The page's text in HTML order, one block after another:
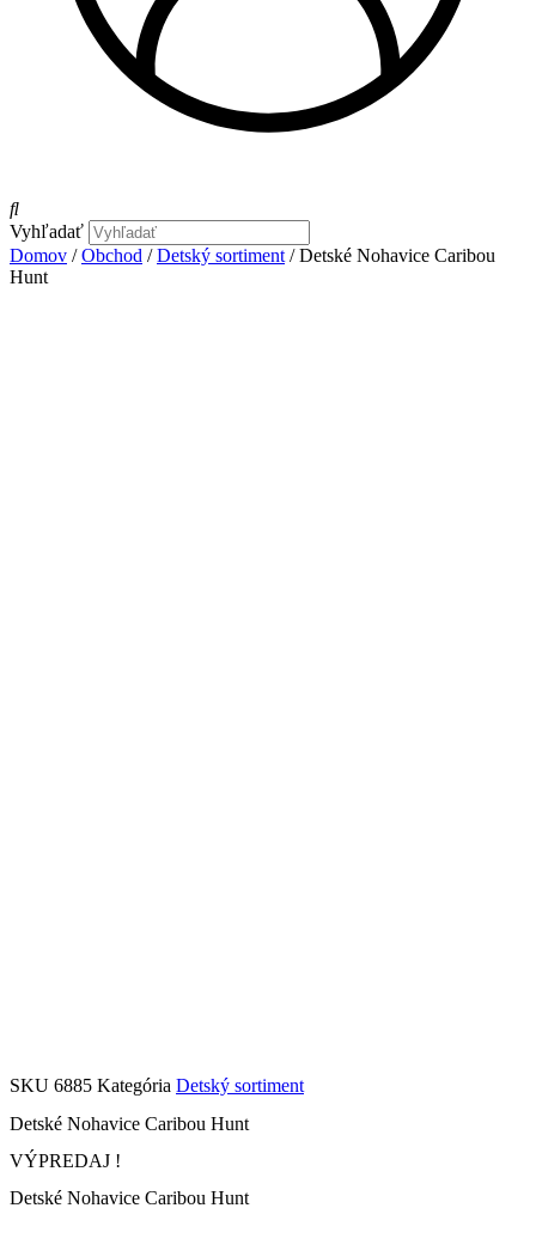
Vyhľadať
Domov /Obchod /Detský sortiment / Detské Nohavice Caribou
Hunt
SKU 6885 Kategória Detský sortiment
Detské Nohavice Caribou Hunt
VÝPREDAJ !
Detské Nohavice Caribou Hunt